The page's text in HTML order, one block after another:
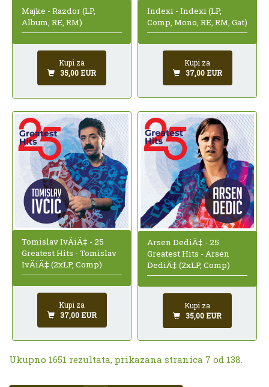
Majke - Razdor (LP,
Album, RE, RM)
Kupi za
35,00 EUR
Indexi - Indexi (LP,
Comp, Mono, RE, RM, Gat)
Kupi za
37,00 EUR
Tomislav IvÄiÄ‡ - 25
Greatest Hits - Tomislav
IvÄiÄ‡ (2xLP, Comp)
Kupi za
37,00 EUR
Arsen DediÄ‡ - 25
Greatest Hits - Arsen
DediÄ‡ (2xLP, Comp)
Kupi za
35,00 EUR
Ukupno 1651 rezultata, prikazana stranica 7 od 138.